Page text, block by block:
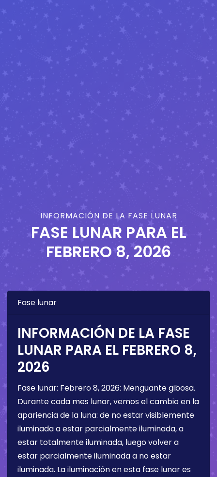
INFORMACIÓN DE LA FASE LUNAR
FASE LUNAR PARA EL
FEBRERO 8, 2026
Fase lunar
INFORMACIÓN DE LA FASE
LUNAR PARA EL FEBRERO 8,
2026
Fase lunar: Febrero 8, 2026: Menguante gibosa.
Durante cada mes lunar, vemos el cambio en la
apariencia de la luna: de no estar visiblemente
iluminada a estar parcialmente iluminada, a
estar totalmente iluminada, luego volver a
estar parcialmente iluminada a no estar
iluminada. La iluminación en esta fase lunar es